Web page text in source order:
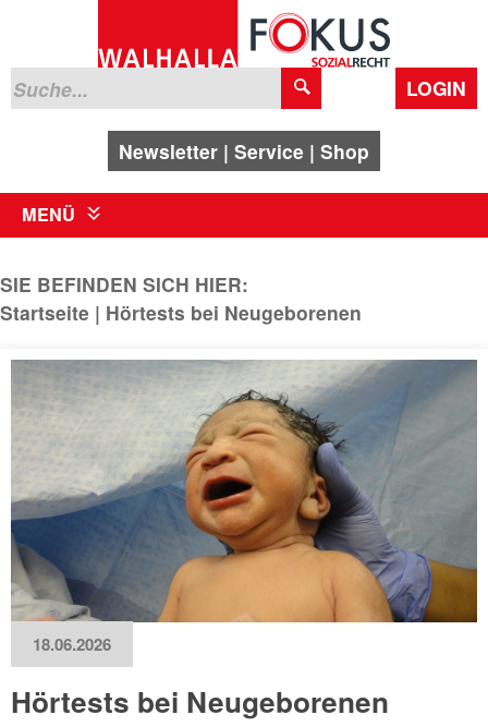
LOGIN
Newsletter Service Shop
MENÜ
SIE BEFINDEN SICH HIER:
Startseite
Hörtests bei Neugeborenen
18.06.2026
Hörtests bei Neugeborenen